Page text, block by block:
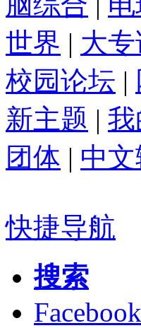
世界 | 大
校园论坛 |
新主题 |
团体 | 中文
快捷导航
搜索
Facebook